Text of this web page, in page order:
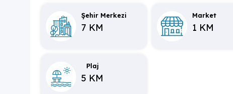
Şehir Merkezi
7 KM
Market
1 KM
Plaj
5 KM